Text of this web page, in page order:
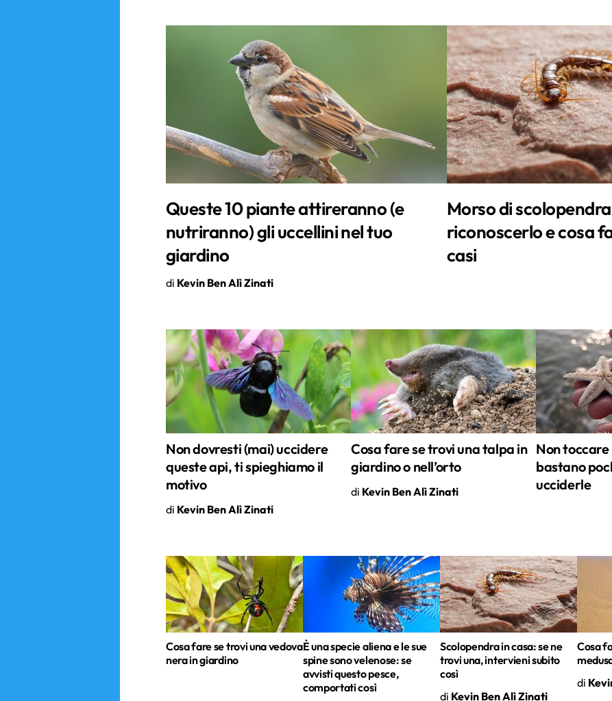
Queste 10 piante attireranno (e
nutriranno) gli uccellini nel tuo
giardino
di Kevin Ben Alì Zinati
Morso di
riconoscerlo e cosa
casi
Non dovresti (mai) uccidere
queste api, ti spieghiamo il
motivo
di Kevin Ben Alì Zinati
Cosa fare se trovi una talpa in
giardino o nell’orto
di Kevin Ben Alì Zinati
Non
bastano
ucciderle
Cosa fare se trovi una vedova
nera in giardino
È una specie aliena e le sue
spine sono velenose: se
avvisti questo pesce,
comportati così
Scolopendra in casa: se ne
trovi una, intervieni subito
così
di Kevin Ben Alì Zinati
Cosa
di